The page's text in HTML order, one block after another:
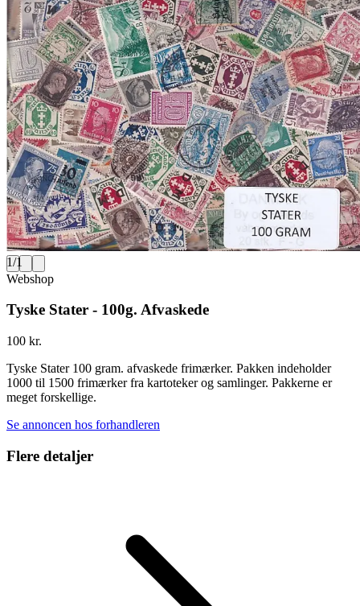
1/1
Webshop
Tyske Stater - 100g. Afvaskede
100 kr.
Tyske Stater 100 gram. afvaskede frimærker. Pakken indeholder
1000 til 1500 frimærker fra kartoteker og samlinger. Pakkerne er
meget forskellige.
Se annoncen hos forhandleren
Flere detaljer